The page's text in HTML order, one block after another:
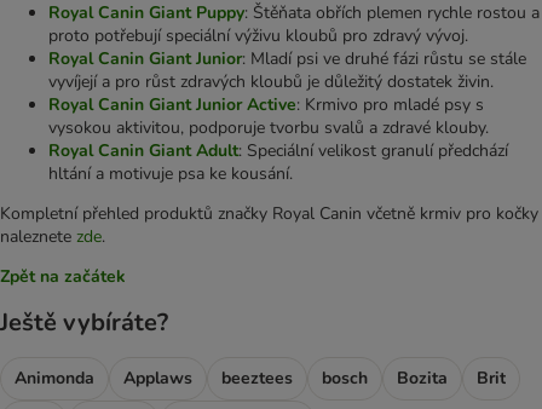
Royal Canin Giant Puppy: Štěňata obřích plemen rychle rostou a
proto potřebují speciální výživu kloubů pro zdravý vývoj.
Royal Canin Giant Junior: Mladí psi ve druhé fázi růstu se stále
vyvíjejí a pro růst zdravých kloubů je důležitý dostatek živin.
Royal Canin Giant Junior Active: Krmivo pro mladé psy s
vysokou aktivitou, podporuje tvorbu svalů a zdravé klouby.
Royal Canin Giant Adult: Speciální velikost granulí předchází
hltání a motivuje psa ke kousání.
Kompletní přehled produktů značky Royal Canin včetně krmiv pro kočky
naleznete zde.
Zpět na začátek
Ještě vybíráte?
Animonda Applaws beeztees bosch Bozita
Brit